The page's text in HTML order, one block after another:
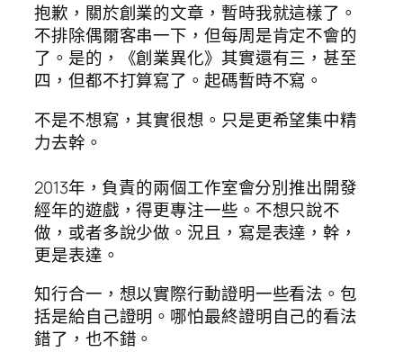
抱歉，關於創業的文章，暫時我就這樣了。
不排除偶爾客串一下，但每周是肯定不會的
了。是的，《創業異化》其實還有三，甚至
四，但都不打算寫了。起碼暫時不寫。
不是不想寫，其實很想。只是更希望集中精
力去幹。
2013年，負責的兩個工作室會分別推出開發
經年的遊戲，得更專注一些。不想只說不
做，或者多說少做。況且，寫是表達，幹，
更是表達。
知行合一，想以實際行動證明一些看法。包
括是給自己證明。哪怕最終證明自己的看法
錯了，也不錯。